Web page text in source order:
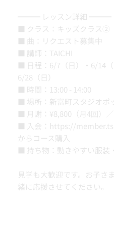
━━━ レッスン詳細 ━━━
■ クラス：キッズクラス②
■ 曲：リクエスト募集中
■ 講師：TAICHI
■ 日程：6/7（日）・6/14
6/28（日）
■ 時間：13:00 - 14:00
■ 場所：新富町スタジオポ
■ 月謝：¥8,800（月4回）
■ 入会： https://
からコース購入
■ 持ち物：動きやすい服装
見学も大歓迎です。お子さ
緒に応援させてください。